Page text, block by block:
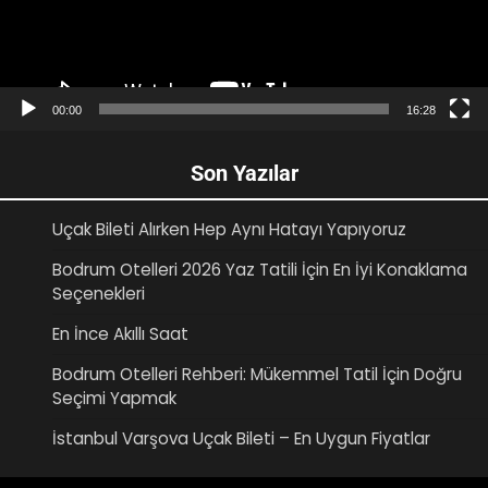
00:00 16:28
Son Yazılar
Uçak Bileti Alırken Hep Aynı Hatayı Yapıyoruz
Bodrum Otelleri 2026 Yaz Tatili İçin En İyi Konaklama
Seçenekleri
En İnce Akıllı Saat
Bodrum Otelleri Rehberi: Mükemmel Tatil İçin Doğru
Seçimi Yapmak
İstanbul Varşova Uçak Bileti – En Uygun Fiyatlar